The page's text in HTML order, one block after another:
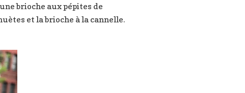
brioche aux pépites de
et la brioche à la cannelle.